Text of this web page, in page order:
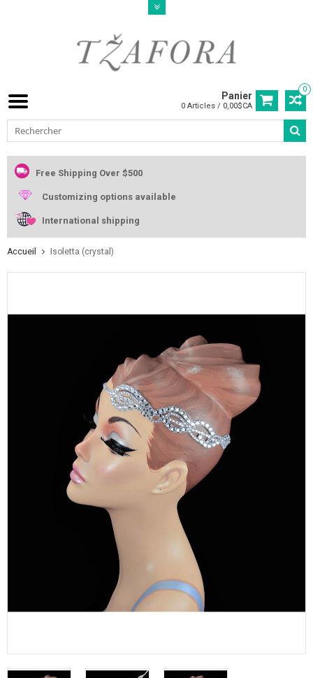
0
Panier
0 Articles / 0,00$CA
Free Shipping Over $500
Customizing options available
International shipping
Accueil Isoletta (crystal)